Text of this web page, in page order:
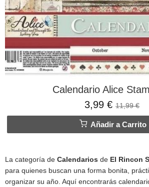
Calendario Alice
3,99 € 11,99 €
Añadir a Carrito
La categoría de Calendarios de El Rincon
para quienes buscan una forma bonita,
organizar su año. Aquí encontrarás